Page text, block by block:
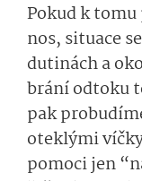
Pokud k
nos, situace
dutinách a
brání odtoku
pak
oteklými
pomoci jen